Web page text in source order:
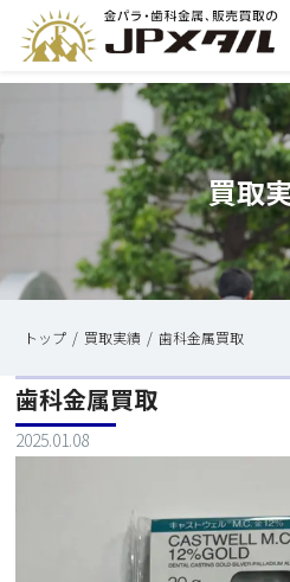
買取
トップ 買取実績 歯科金属買取
歯科金属買取
2025.01.08